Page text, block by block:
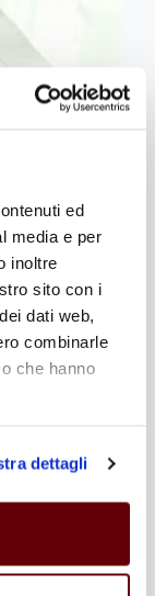
ed
media e per
inoltre
sito con i
dati web,
combinarle
che hanno
dettagli
ottobre
gli ultimi
57 del